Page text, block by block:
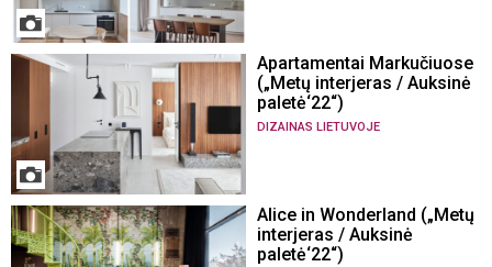
Apartamentai Markučiuose
(„Metų interjeras / Auksinė
paletė‘22“)
DIZAINAS LIETUVOJE
Alice in Wonderland („Metų
interjeras / Auksinė
paletė‘22“)